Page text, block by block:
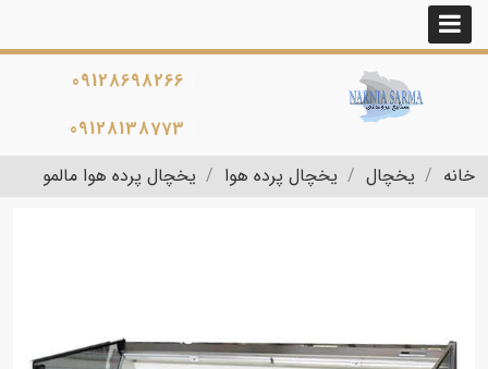
09128698266
09128138773
خانه
یخچال یخچال پرده هوا یخچال پرده هوا مالمو